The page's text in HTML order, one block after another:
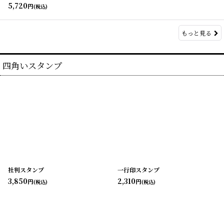
5,720円(税込)
もっと見る
四角いスタンプ
社判スタンプ
3,850円(税込)
一行印スタンプ
2,310円(税込)